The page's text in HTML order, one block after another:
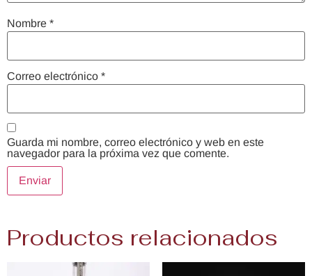
Nombre *
Correo electrónico *
Guarda mi nombre, correo electrónico y web en este
navegador para la próxima vez que comente.
Productos relacionados